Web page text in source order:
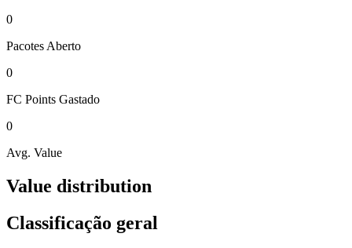
0
Pacotes Aberto
0
FC Points Gastado
0
Avg. Value
Value distribution
Classificação geral